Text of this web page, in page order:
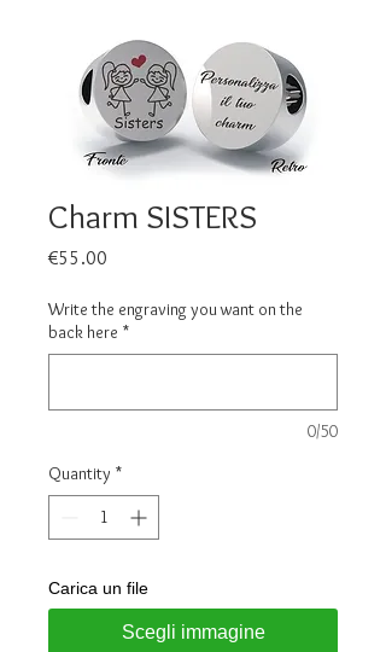
Charm SISTERS
€55.00
Write the engraving you want on the
back here *
0/50
Quantity *
Carica un file
Scegli immagine